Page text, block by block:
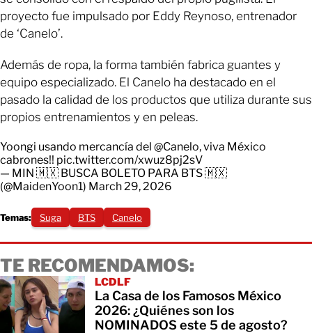
proyecto fue impulsado por Eddy Reynoso, entrenador
de ‘Canelo’.
Además de ropa, la forma también fabrica guantes y
equipo especializado. El Canelo ha destacado en el
pasado la calidad de los productos que utiliza durante sus
propios entrenamientos y en peleas.
Yoongi usando mercancía del @Canelo, viva México
cabrones!! pic.twitter.com/xwuz8pj2sV
— MIN 🇲🇽 BUSCA BOLETO PARA BTS 🇲🇽
(@MaidenYoon1) March 29, 2026
Temas: Suga BTS Canelo
TE RECOMENDAMOS:
LCDLF
La Casa de los Famosos México
2026: ¿Quiénes son los
NOMINADOS este 5 de agosto?